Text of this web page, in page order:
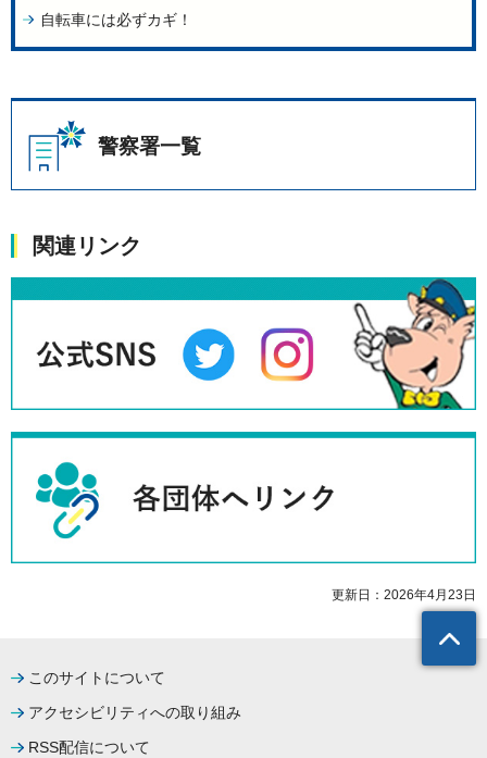
自転車には必ずカギ！
警察署一覧
関連リンク
更新日：2026年4月23日
このサイトについて
アクセシビリティへの取り組み
RSS配信について